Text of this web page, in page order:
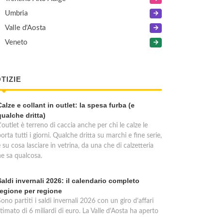
Umbria
Valle d'Aosta
Veneto
e collant in outlet: la spesa furba (e
dritta)
è terreno di caccia anche per chi le calze le
tutti i giorni. Qualche dritta su marchi e fine serie,
su cosa lasciare in vetrina, da una che di calzetteria
sa qualcosa.
invernali 2026: il calendario completo
per regione
partiti i saldi invernali 2026 con un giro d'affari
di 6 miliardi di euro. La Valle d'Aosta ha aperto